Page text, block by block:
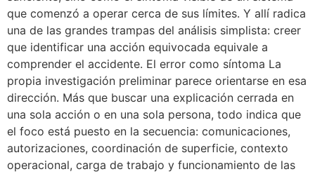
que comenzó a operar cerca de sus límites. Y allí radica
una de las grandes trampas del análisis simplista: creer
que identificar una acción equivocada equivale a
comprender el accidente. El error como síntoma La
propia investigación preliminar parece orientarse en esa
dirección. Más que buscar una explicación cerrada en
una sola acción o en una sola persona, todo indica que
el foco está puesto en la secuencia: comunicaciones,
autorizaciones, coordinación de superficie, contexto
operacional, carga de trabajo y funcionamiento de las